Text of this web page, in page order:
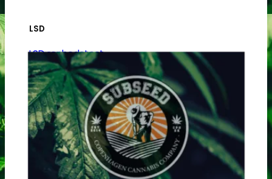
LSD
LSD renhedstest
Benzodiazepiner
Benzoer renhedstest
GHB/Hætter
GHB/Hætter renhedstest